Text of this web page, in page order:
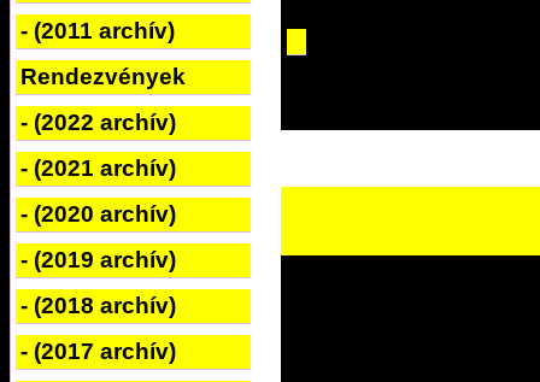
- (2011 archív)
Rendezvények
- (2022 archív)
- (2021 archív)
- (2020 archív)
- (2019 archív)
- (2018 archív)
- (2017 archív)